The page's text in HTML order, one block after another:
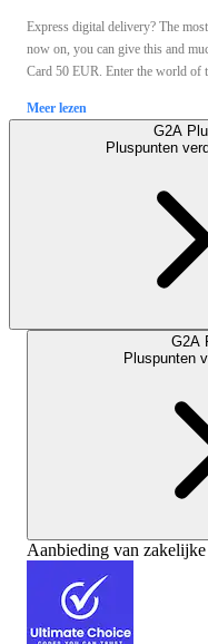
Express digital delivery? The
now on, you can give this and
Card 50 EUR. Enter the world of
Meer lezen
G2A
Pluspunten
G2A
Pluspunten
Aanbieding van